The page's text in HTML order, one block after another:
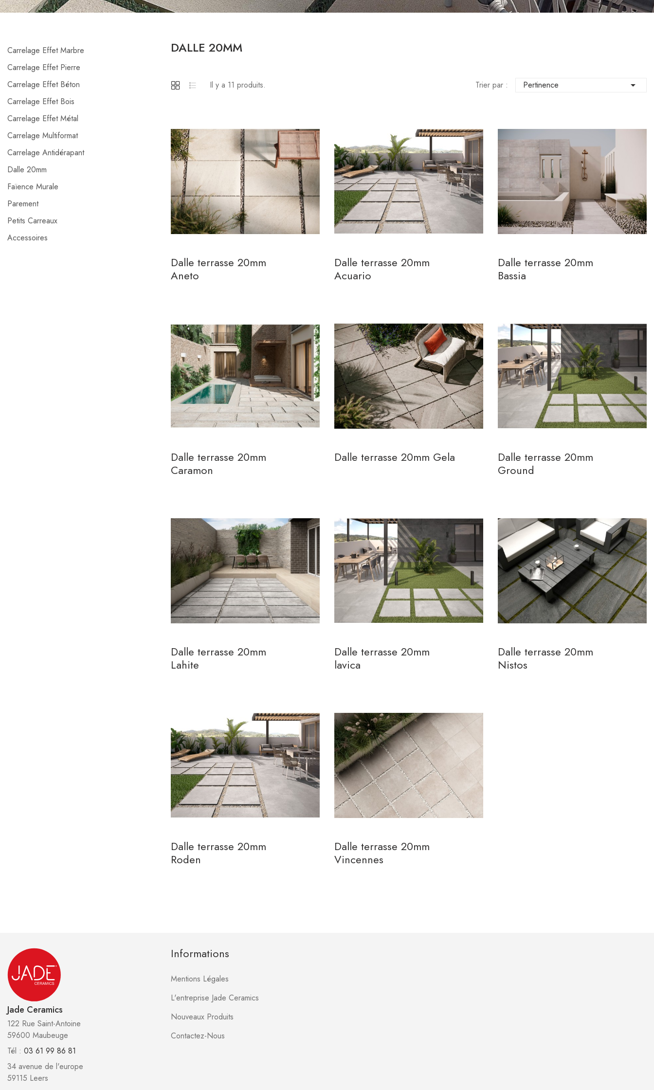
Carrelage Effet Marbre
Carrelage Effet Pierre
Carrelage Effet Béton
Carrelage Effet Bois
Carrelage Effet Métal
Carrelage Multiformat
Carrelage Antidérapant
Dalle 20mm
Faïence Murale
Parement
Petits Carreaux
Accessoires
DALLE 20MM
Il y a 11 produits. Trier par : Pertinence 
Dalle terrasse 20mm
Aneto
Dalle terrasse 20mm
Acuario
Dalle terrasse 20mm
Bassia
Dalle terrasse 20mm
Caramon
Dalle terrasse 20mm Gela
Dalle terrasse 20mm
Ground
Dalle terrasse 20mm
Lahite
Dalle terrasse 20mm
lavica
Dalle terrasse 20mm
Nistos
Dalle terrasse 20mm
Roden
Dalle terrasse 20mm
Vincennes
Jade Ceramics
122 Rue Saint-Antoine
59600 Maubeuge
Tél : 03 61 99 86 81
34 avenue de l'europe
59115 Leers
Informations
Mentions Légales
L'entreprise Jade Ceramics
Nouveaux Produits
Contactez-Nous